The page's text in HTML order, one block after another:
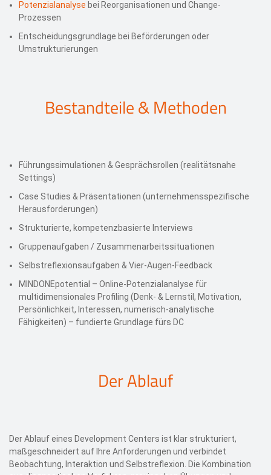
Potenzialanalyse bei Reorganisationen und Change-
Prozessen
Entscheidungsgrundlage bei Beförderungen oder
Umstrukturierungen
Bestandteile & Methoden
Führungssimulationen & Gesprächsrollen (realitätsnahe
Settings)
Case Studies & Präsentationen (unternehmensspezifische
Herausforderungen)
Strukturierte, kompetenzbasierte Interviews
Gruppenaufgaben / Zusammenarbeitssituationen
Selbstreflexionsaufgaben & Vier‑Augen‑Feedback
MINDONEpotential – Online‑Potenzialanalyse für
multidimensionales Profiling (Denk‑ & Lernstil, Motivation,
Persönlichkeit, Interessen, numerisch‑analytische
Fähigkeiten) – fundierte Grundlage fürs DC
Der Ablauf
Der Ablauf eines Development Centers ist klar strukturiert,
maßgeschneidert auf Ihre Anforderungen und verbindet
Beobachtung, Interaktion und Selbstreflexion. Die Kombination